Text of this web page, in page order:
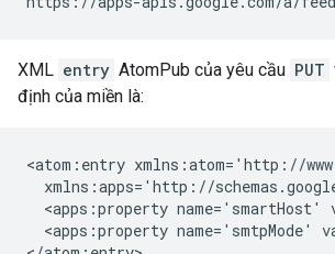
XML entry AtomPub của yêu cầu PUT
định của miền là:
<atom:entry xmlns:atom='http://
xmlns:apps='http://
<apps:property name='smartHost'
<apps:property name='smtpMode'